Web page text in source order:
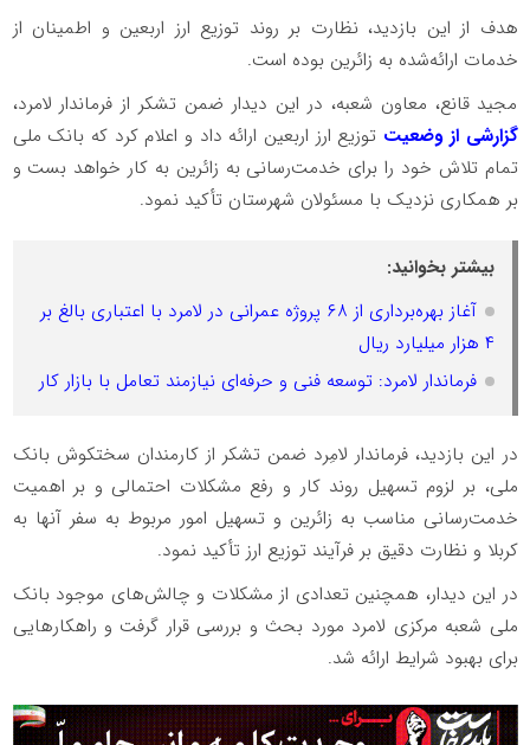
هدف از این بازدید، نظارت بر روند توزیع ارز اربعین و اطمینان از
خدمات ارائه‌شده به زائرین بوده است.
مجید قانع، معاون شعبه، در این دیدار ضمن تشکر از فرماندار لامرد،
گزارشی از وضعیت توزیع ارز اربعین ارائه داد و اعلام کرد که بانک ملی
تمام تلاش خود را برای خدمت‌رسانی به زائرین به کار خواهد بست و
بر همکاری نزدیک با مسئولان شهرستان تأکید نمود.
بیشتر بخوانید:
آغاز بهره‌برداری از ۶۸ پروژه عمرانی در لامرد با اعتباری بالغ بر
۴ هزار میلیارد ریال
فرماندار لامرد: توسعه فنی و حرفه‌ای نیازمند تعامل با بازار کار
در این بازدید، فرماندار لامِرد ضمن تشکر از کارمندان سختکوش بانک
ملی، بر لزوم تسهیل روند کار و رفع مشکلات احتمالی و بر اهمیت
خدمت‌رسانی مناسب به زائرین و تسهیل امور مربوط به سفر آنها به
کربلا و نظارت دقیق بر فرآیند توزیع ارز تأکید نمود.
در این دیدار، همچنین تعدادی از مشکلات و چالش‌های موجود بانک
ملی شعبه مرکزی لامرد مورد بحث و بررسی قرار گرفت و راهکارهایی
برای بهبود شرایط ارائه شد.